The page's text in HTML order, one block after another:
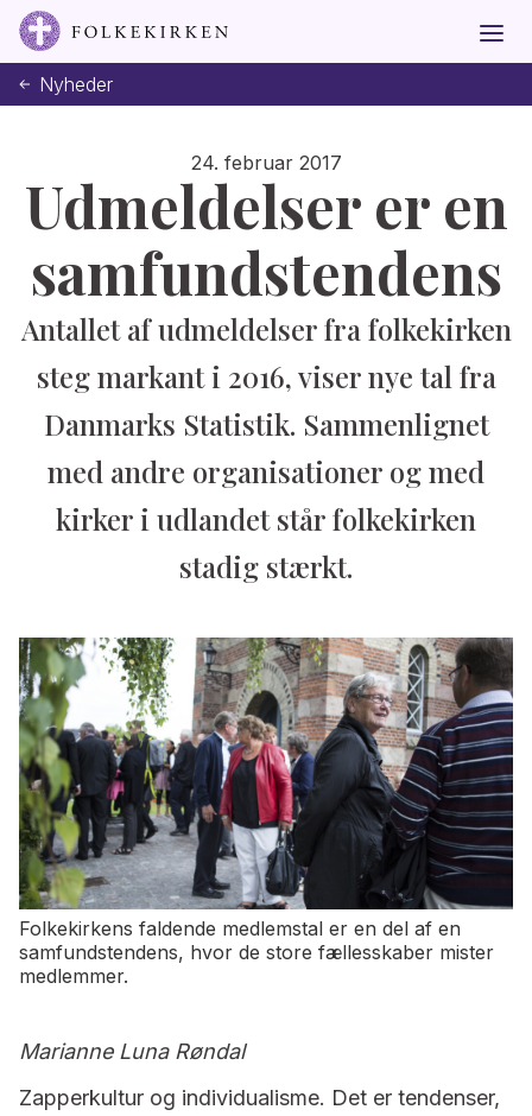
Nyheder
24. februar 2017
Udmeldelser er en
samfundstendens
Antallet af udmeldelser fra folkekirken
steg markant i 2016, viser nye tal fra
Danmarks Statistik. Sammenlignet
med andre organisationer og med
kirker i udlandet står folkekirken
stadig stærkt.
Folkekirkens faldende medlemstal er en del af en
samfundstendens, hvor de store fællesskaber mister
medlemmer.
Marianne Luna Røndal
Zapperkultur og individualisme. Det er tendenser,